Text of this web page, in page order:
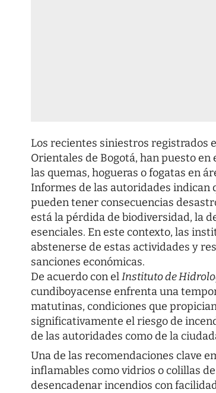
Los recientes siniestros registrados
Orientales de Bogotá, han puesto
las quemas, hogueras o fogatas en
Informes de las autoridades indican
pueden tener consecuencias
está la pérdida de biodiversidad, la
esenciales. En este contexto, las
abstenerse de estas actividades y
sanciones económicas.
De acuerdo con elInstituto de
cundiboyacense enfrenta una
matutinas, condiciones que
significativamente el riesgo de
de las autoridades como de la
Una de las recomendaciones clave
inflamables como vidrios o colillas
desencadenar incendios con